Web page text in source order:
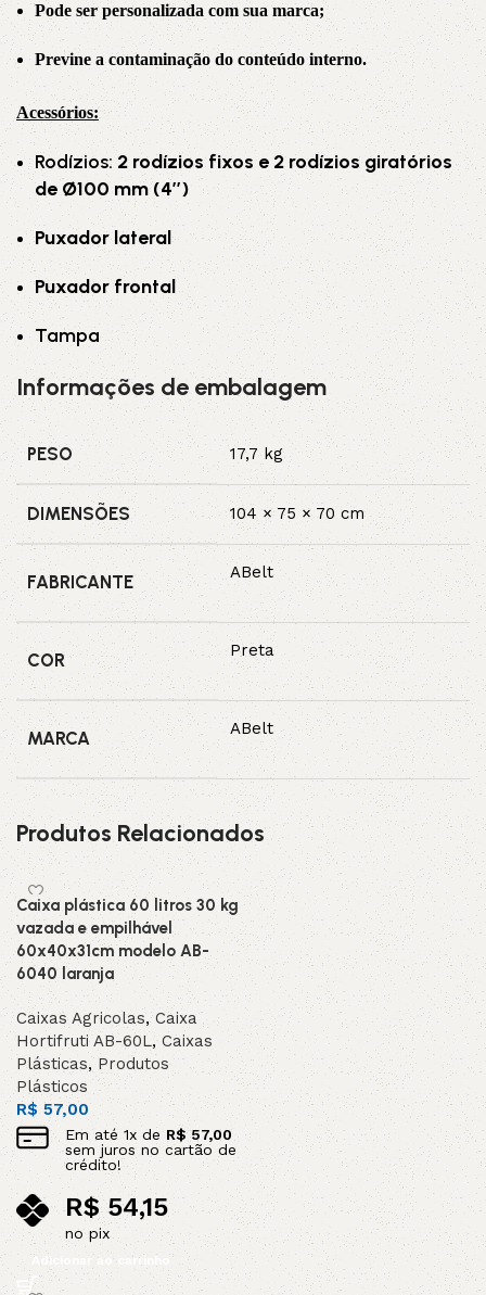
Pode ser personalizada com sua marca;
Previne a contaminação do conteúdo interno.
Acessórios:
Rodízios: 2 rodízios fixos e 2 rodízios giratórios
de Ø100 mm (4’’)
Puxador lateral
Puxador frontal
Tampa
Informações de embalagem
PESO 17,7 kg
DIMENSÕES 104 × 75 × 70 cm
FABRICANTE ABelt
COR Preta
MARCA ABelt
Produtos Relacionados
Caixa plástica 60 litros 30 kg
vazada e empilhável
60x40x31cm modelo AB-
6040 laranja
Caixas Agricolas,Caixa
Hortifruti AB-60L, Caixas
Plásticas, Produtos
Plásticos
R$ 57,00
Em até 1x de R$57,00
sem juros no cartão de
crédito!
R$54,15
no pix
Adicionar ao carrinho